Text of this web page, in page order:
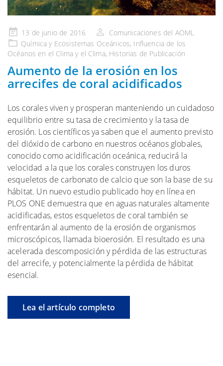
Publicado
en
13 de junio de 2016
Comunicaciones del AOML
Química y Ecosistemas Oceánicos, Influencia de los
Océanos en el Clima y el Clima, Historias de Publicación
Aumento de la erosión en los
arrecifes de coral acidificados
Los corales viven y prosperan manteniendo un cuidadoso
equilibrio entre su tasa de crecimiento y la tasa de
erosión. Los científicos ya saben que el aumento previsto
del dióxido de carbono en nuestros océanos globales,
conocido como acidificación oceánica, reducirá la
velocidad a la que los corales construyen los duros
esqueletos de carbonato de calcio que son la base de su
hábitat. Un nuevo estudio publicado hoy en línea en
PLOS ONE demuestra que en aguas naturales altamente
acidificadas, estos esqueletos de coral también se
enfrentarán al aumento de la erosión de organismos
microscópicos, llamada bioerosión. El resultado es una
acelerada descomposición y pérdida de las estructuras
del arrecife, y potencialmente la pérdida de hábitat
esencial.
Lea el artículo completo